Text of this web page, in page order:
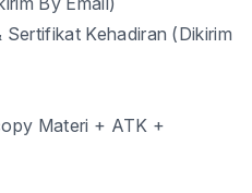
Sertifikat Kehadiran (Dikirim
Materi + ATK +